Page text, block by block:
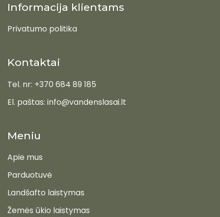
Meniu
Apie mus
Parduotuvė
Landšafto laistymas
Žemės ūkio laistymas
Kontaktai
Tel. nr: +370 684 89 185
El. paštas: info@vandenslasai.lt
Informacija klientams
Privatumo politika